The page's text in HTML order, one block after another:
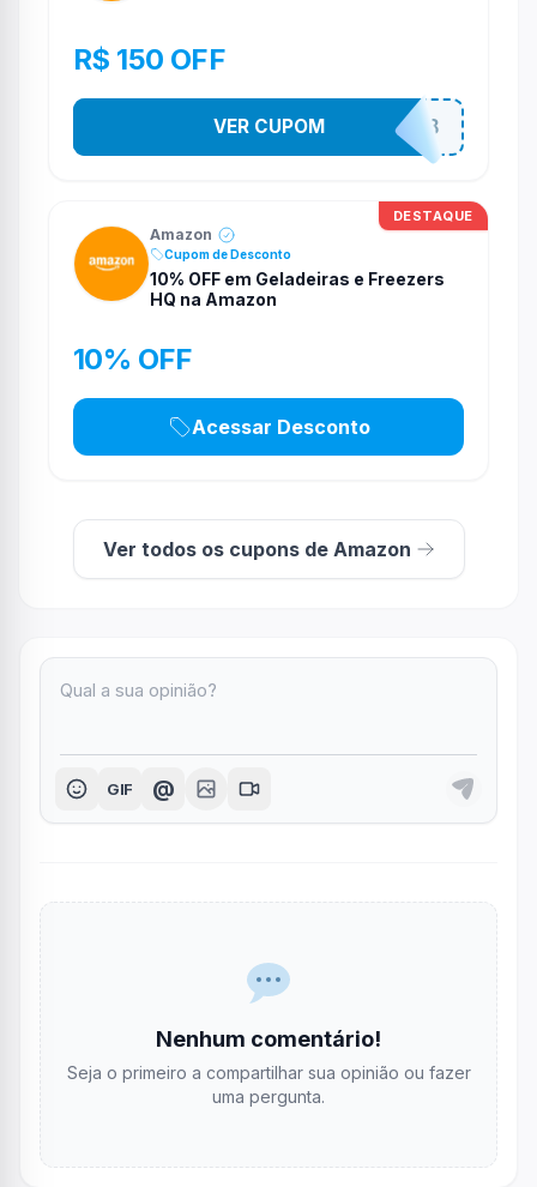
R$ 150 OFF
ULTIMO8DO8
VER CUPOM
DESTAQUE
Amazon
Cupom de Desconto
10% OFF em Geladeiras e Freezers
HQ na Amazon
10% OFF
Acessar Desconto
Ver todos os cupons de Amazon
GIF @
Nenhum comentário!
Seja o primeiro a compartilhar sua opinião ou fazer
uma pergunta.